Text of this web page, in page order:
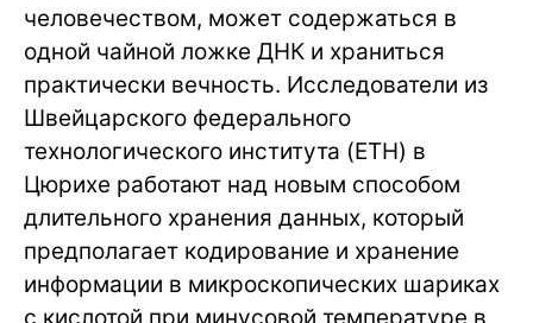
человечеством, может содержаться в
одной чайной ложке ДНК и храниться
практически вечность. Исследователи из
Швейцарского федерального
технологического института (ETH) в
Цюрихе работают над новым способом
длительного хранения данных, который
предполагает кодирование и хранение
информации в микроскопических шариках